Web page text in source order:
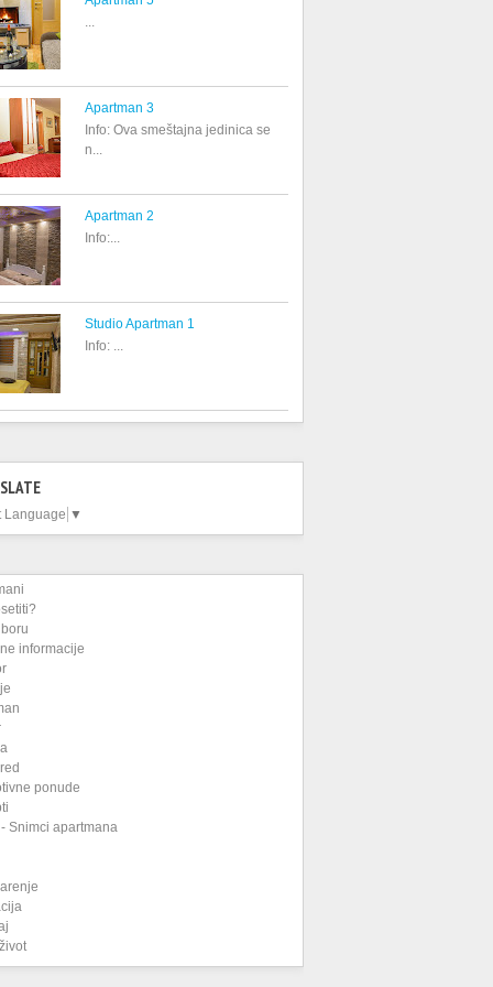
...
Apartman 3
Info: Ova smeštajna jedinica se
n...
Apartman 2
Info:...
Studio Apartman 1
Info: ...
Language ▼
informacije
ponude
Snimci apartmana